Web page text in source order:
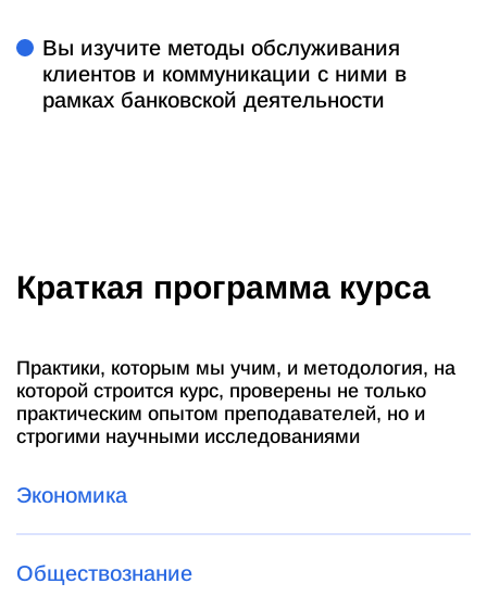
Вы изучите методы обслуживания
клиентов и коммуникации с ними в
рамках банковской деятельности
Краткая программа курса
Практики, которым мы учим, и методология, на
которой строится курс, проверены не только
практическим опытом преподавателей, но и
строгими научными исследованиями
Экономика
Обществознание